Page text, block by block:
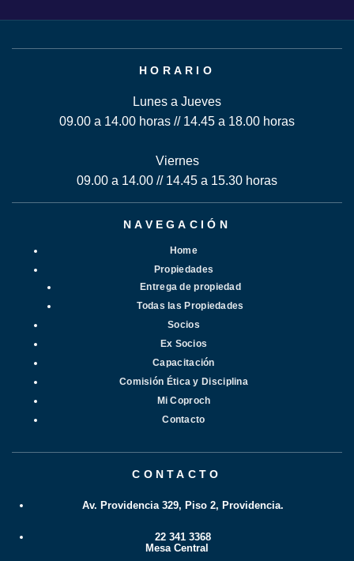
HORARIO
Lunes a Jueves
09.00 a 14.00 horas // 14.45 a 18.00 horas
Viernes
09.00 a 14.00 // 14.45 a 15.30 horas
NAVEGACIÓN
Home
Propiedades
Entrega de propiedad
Todas las Propiedades
Socios
Ex Socios
Capacitación
Comisión Ética y Disciplina
Mi Coproch
Contacto
CONTACTO
Av. Providencia 329, Piso 2, Providencia.
22 341 3368
Mesa Central